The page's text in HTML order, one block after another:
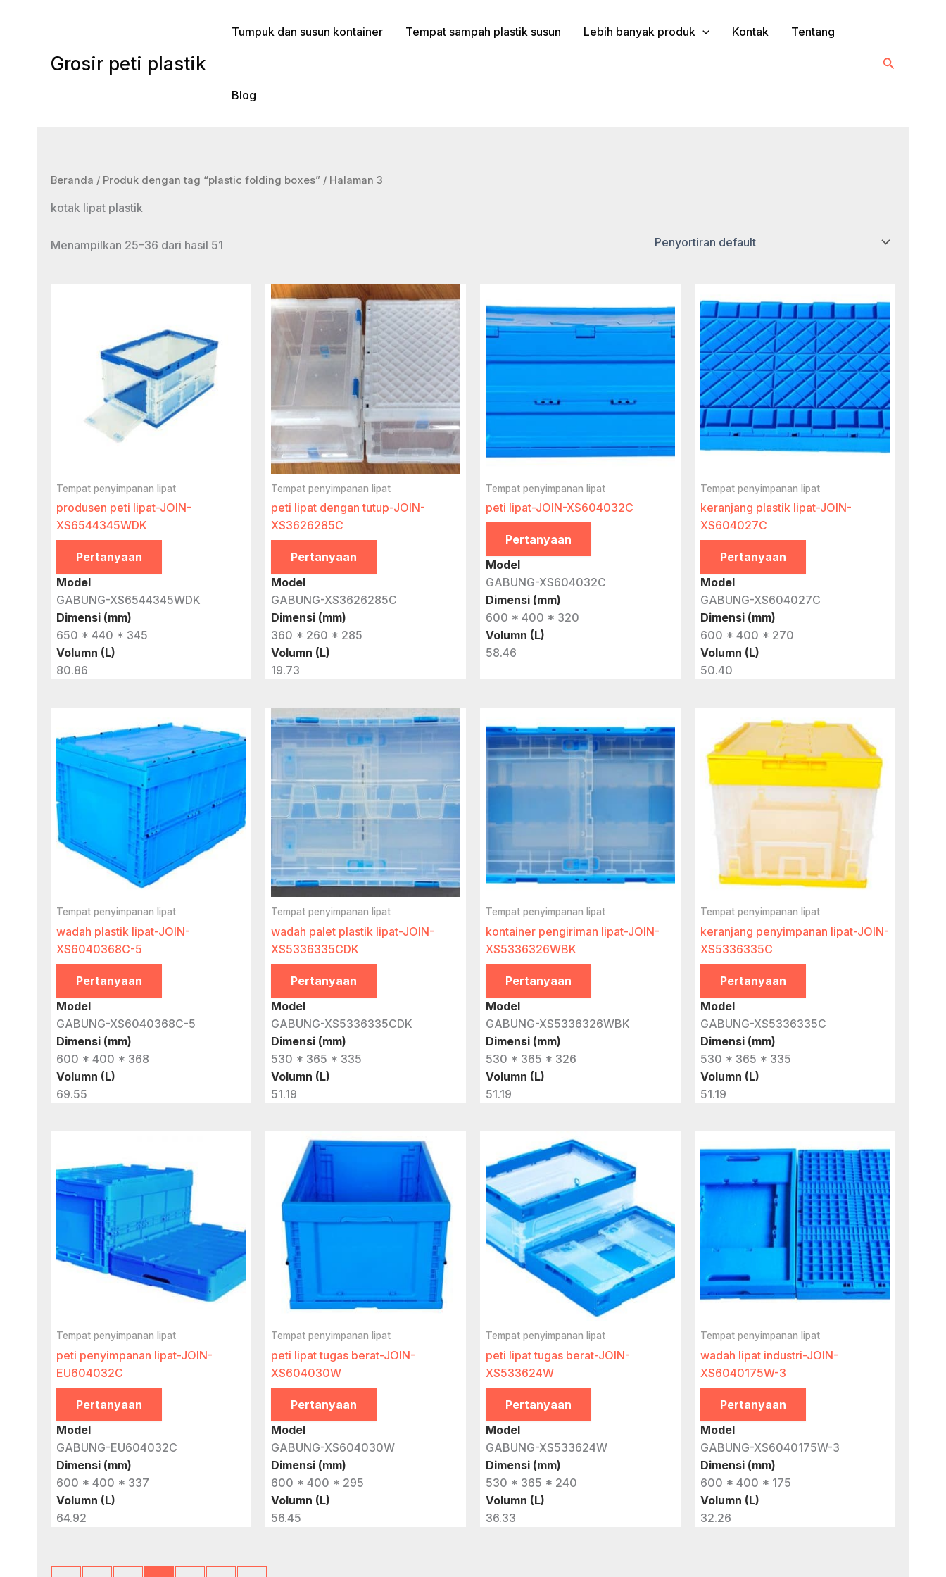
Grosir peti plastik
Tumpuk dan susun kontainer Tempat sampah plastik susun Lebih banyak produk Kontak Tentang
Blog
Cari
Beranda / Produk dengan tag “plastic folding boxes” / Halaman 3
kotak lipat plastik
Menampilkan 25–36 dari hasil 51
Tempat penyimpanan lipat
produsen peti lipat-JOIN-
XS6544345WDK
Pertanyaan
Model
GABUNG-XS6544345WDK
Dimensi (mm)
650 * 440 * 345
Volumn (L)
80.86
Tempat penyimpanan lipat
peti lipat dengan tutup-JOIN-
XS3626285C
Pertanyaan
Model
GABUNG-XS3626285C
Dimensi (mm)
360 * 260 * 285
Volumn (L)
19.73
Tempat penyimpanan lipat
peti lipat-JOIN-XS604032C
Pertanyaan
Model
GABUNG-XS604032C
Dimensi (mm)
600 * 400 * 320
Volumn (L)
58.46
Tempat penyimpanan lipat
keranjang plastik lipat-JOIN-
XS604027C
Pertanyaan
Model
GABUNG-XS604027C
Dimensi (mm)
600 * 400 * 270
Volumn (L)
50.40
Tempat penyimpanan lipat
wadah plastik lipat-JOIN-
XS6040368C-5
Pertanyaan
Model
GABUNG-XS6040368C-5
Dimensi (mm)
600 * 400 * 368
Volumn (L)
69.55
Tempat penyimpanan lipat
wadah palet plastik lipat-JOIN-
XS5336335CDK
Pertanyaan
Model
GABUNG-XS5336335CDK
Dimensi (mm)
530 * 365 * 335
Volumn (L)
51.19
Tempat penyimpanan lipat
kontainer pengiriman lipat-JOIN-
XS5336326WBK
Pertanyaan
Model
GABUNG-XS5336326WBK
Dimensi (mm)
530 * 365 * 326
Volumn (L)
51.19
Tempat penyimpanan lipat
keranjang penyimpanan lipat-JOIN-
XS5336335C
Pertanyaan
Model
GABUNG-XS5336335C
Dimensi (mm)
530 * 365 * 335
Volumn (L)
51.19
Tempat penyimpanan lipat
peti penyimpanan lipat-JOIN-
EU604032C
Pertanyaan
Model
GABUNG-EU604032C
Dimensi (mm)
600 * 400 * 337
Volumn (L)
64.92
Tempat penyimpanan lipat
peti lipat tugas berat-JOIN-
XS604030W
Pertanyaan
Model
GABUNG-XS604030W
Dimensi (mm)
600 * 400 * 295
Volumn (L)
56.45
Tempat penyimpanan lipat
peti lipat tugas berat-JOIN-
XS533624W
Pertanyaan
Model
GABUNG-XS533624W
Dimensi (mm)
530 * 365 * 240
Volumn (L)
36.33
Tempat penyimpanan lipat
wadah lipat industri-JOIN-
XS6040175W-3
Pertanyaan
Model
GABUNG-XS6040175W-3
Dimensi (mm)
600 * 400 * 175
Volumn (L)
32.26